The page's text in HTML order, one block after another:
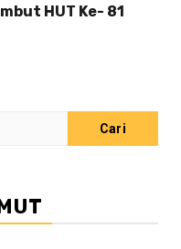
HUT Ke- 81